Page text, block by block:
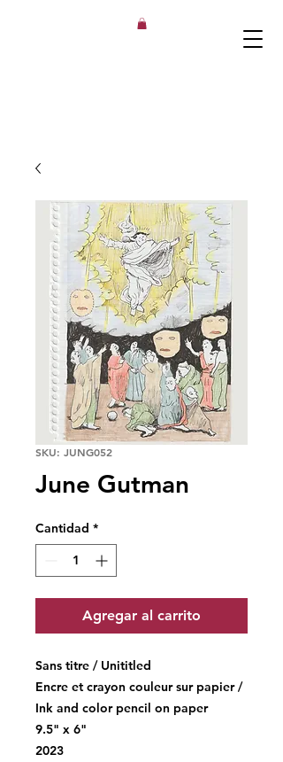
SKU: JUNG052
June Gutman
Cantidad *
Agregar al carrito
Sans titre / Unititled
Encre et crayon couleur sur papier /
Ink and color pencil on paper
9.5" x 6"
2023